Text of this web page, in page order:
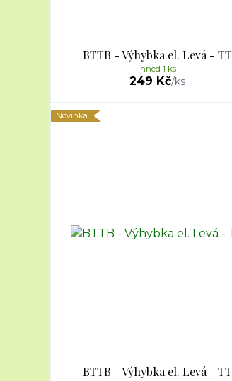
BTTB - Výhybka el. Levá - TT
249 Kč/ks
ihned 1 ks
Novinka
BTTB - Výhybka el. Levá - TT